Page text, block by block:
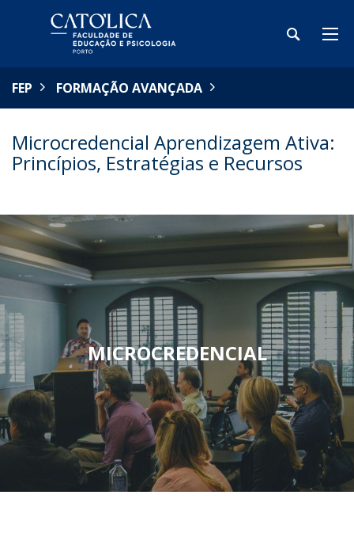
FEP FORMAÇÃO AVANÇADA
Microcredencial Aprendizagem Ativa:
Princípios, Estratégias e Recursos
MICROCREDENCIAL